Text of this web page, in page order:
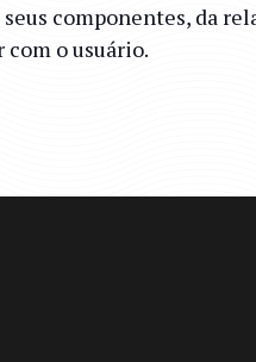
componentes, da
o usuário.